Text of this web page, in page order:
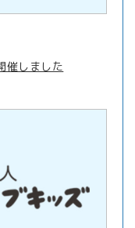
催しました